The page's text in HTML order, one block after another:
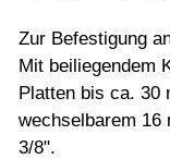
Zur Befestigung
Mit beiliegendem
Platten bis ca. 30
wechselbarem 16
3/8".